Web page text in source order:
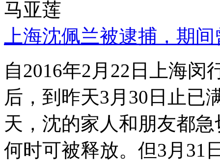
马亚莲
上海沈佩兰被逮捕，期
自2016年2月22日上海
后，到昨天3月30日止已
天，沈的家人和朋友都
何时可被释放。但3月31